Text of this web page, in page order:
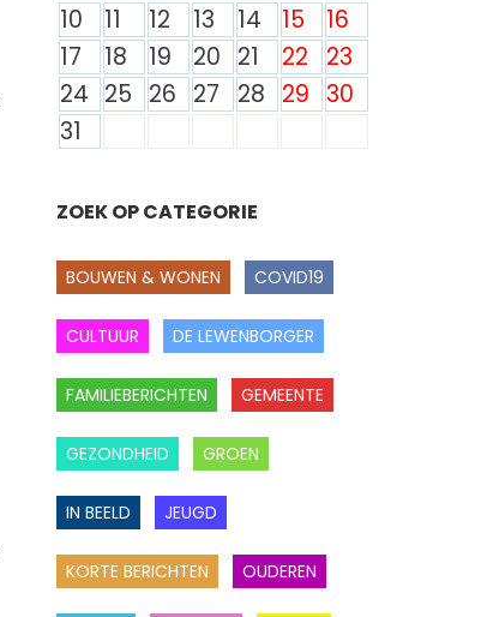
10
11 12 13 14 15
16
17
18 19 20 21 22
23
24 25 26 27 28 29 30
31
ZOEK OP CATEGORIE
BOUWEN & WONEN COVID19
CULTUUR DE LEWENBORGER
FAMILIEBERICHTEN GEMEENTE
GEZONDHEID GROEN
IN BEELD JEUGD
KORTE BERICHTEN OUDEREN